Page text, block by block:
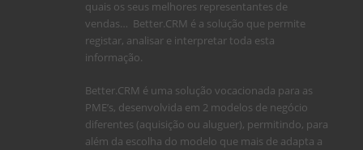
quais os seus melhores representantes de
vendas… Better.CRM é a solução que permite
registar, analisar e interpretar toda esta
informação.
Better.CRM é uma solução vocacionada para as
PME’s, desenvolvida em 2 modelos de negócio
diferentes (aquisição ou aluguer), permitindo, para
além da escolha do modelo que mais de adapta a